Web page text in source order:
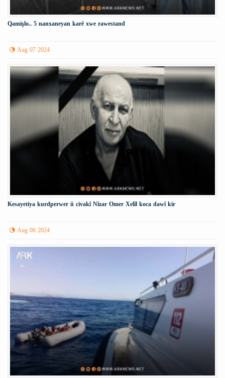
Qamişlo.. 5 nanxaneyan karê xwe rawestand
Aug 07 2024
Kesayetiya kurdperwer û civakî Nîzar Omer Xelîl koca dawî kir
Aug 06 2024